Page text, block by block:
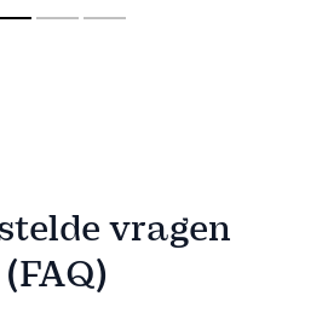
event tot leven
vragen
(FAQ)